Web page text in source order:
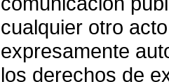
cualquier otro
expresamente
los derechos de